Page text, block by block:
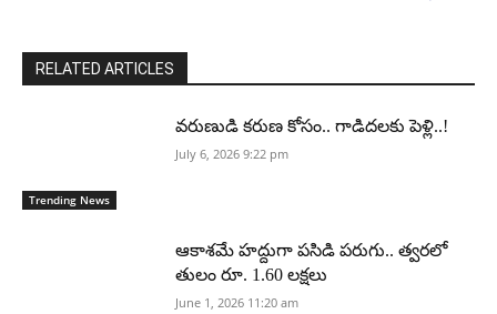
RELATED ARTICLES
Trending News
వరుణుడి కరుణ కోసం.. గాడిదలకు పెళ్లి..!
July 6, 2026 9:22 pm
ఆకాశమే హద్దుగా పసిడి పరుగు.. త్వరలో
తులం రూ. 1.60 లక్షలు
June 1, 2026 11:20 am